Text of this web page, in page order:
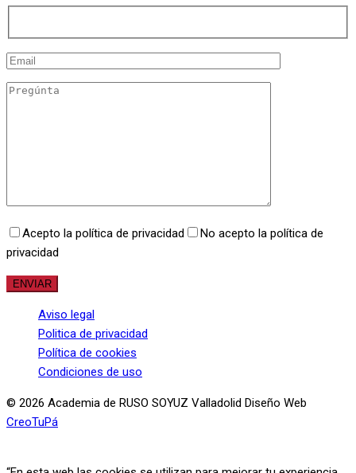
Acepto la política de privacidad
No acepto la política de
privacidad
Aviso legal
Politica de privacidad
Política de cookies
Condiciones de uso
© 2026 Academia de RUSO SOYUZ Valladolid Diseño Web
CreoTuPá